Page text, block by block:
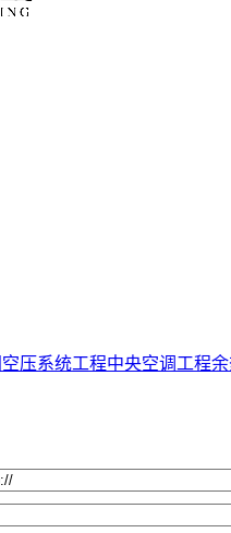
空压系统工程中央空调工程